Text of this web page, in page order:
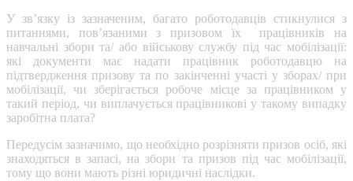
У зв’язку із зазначеним, багато роботодавців стикнулися з
питаннями, пов’язаними з призовом їх працівників на
навчальні збори та/ або військову службу під час мобілізації:
які документи має надати працівник роботодавцю на
підтвердження призову та по закінченні участі у зборах/ при
мобілізації, чи зберігається робоче місце за працівником у
такий період, чи виплачується працівникові у такому випадку
заробітна плата?
Передусім зазначимо, що необхідно розрізняти призов осіб, які
знаходяться в запасі, на збори та призов під час мобілізації,
тому що вони мають різні юридичні наслідки.